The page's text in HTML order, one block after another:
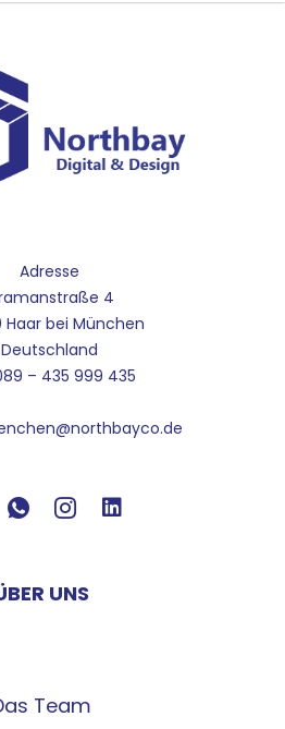
Adresse
4
Haar bei München
Deutschland
– 435 999 435
UNS
Team